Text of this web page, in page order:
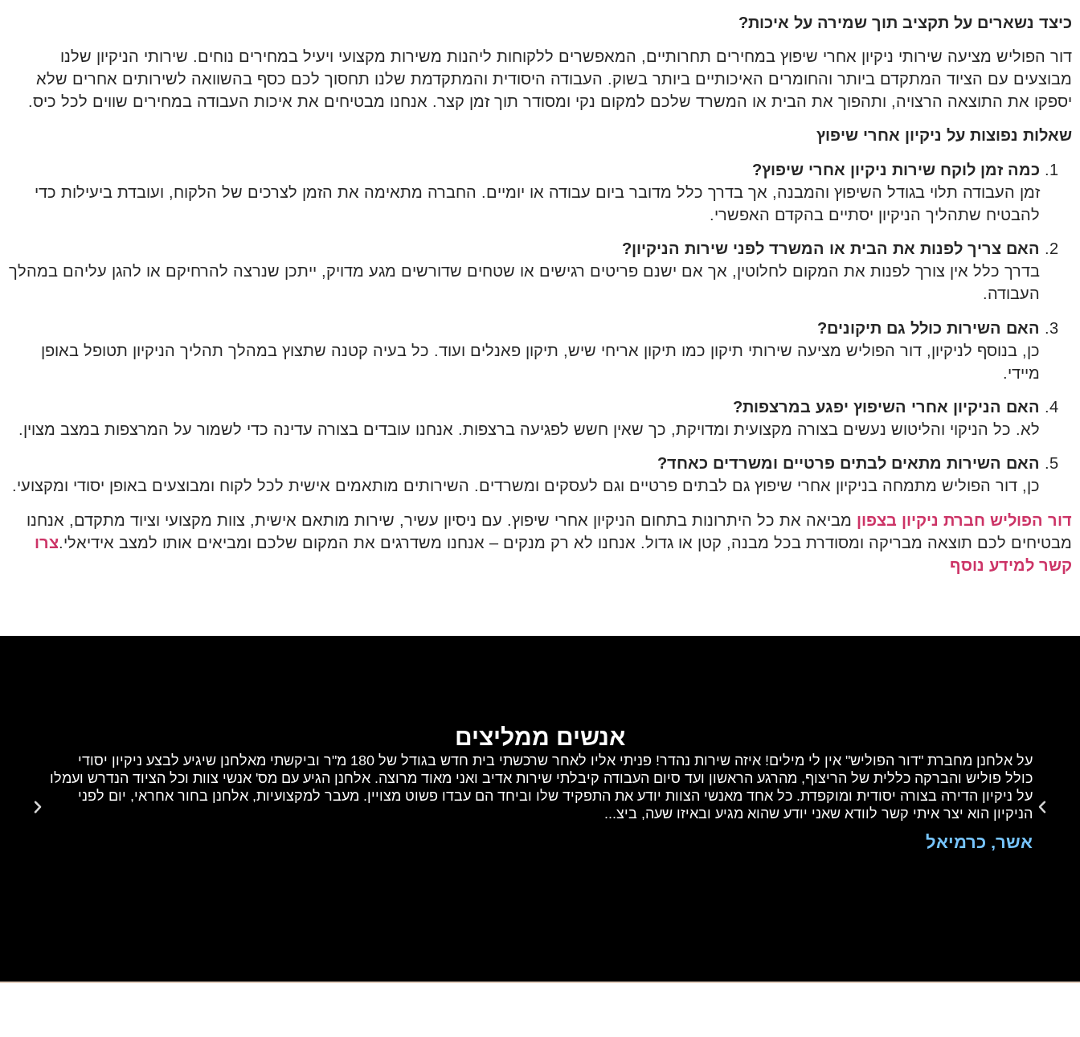
כיצד נשארים על תקציב תוך שמירה על איכות?
דור הפוליש מציעה שירותי ניקיון אחרי שיפוץ במחירים תחרותיים, המאפשרים ללקוחות ליהנות משירות מקצועי ויעיל במחירים נוחים. שירותי הניקיון שלנו
מבוצעים עם הציוד המתקדם ביותר והחומרים האיכותיים ביותר בשוק. העבודה היסודית והמתקדמת שלנו תחסוך לכם כסף בהשוואה לשירותים אחרים שלא
יספקו את התוצאה הרצויה, ותהפוך את הבית או המשרד שלכם למקום נקי ומסודר תוך זמן קצר. אנחנו מבטיחים את איכות העבודה במחירים שווים לכל כיס.
שאלות נפוצות על ניקיון אחרי שיפוץ
כמה זמן לוקח שירות ניקיון אחרי שיפוץ?
זמן העבודה תלוי בגודל השיפוץ והמבנה, אך בדרך כלל מדובר ביום עבודה או יומיים. החברה מתאימה את הזמן לצרכים של הלקוח, ועובדת ביעילות כדי
להבטיח שתהליך הניקיון יסתיים בהקדם האפשרי.
האם צריך לפנות את הבית או המשרד לפני שירות הניקיון?
בדרך כלל אין צורך לפנות את המקום לחלוטין, אך אם ישנם פריטים רגישים או שטחים שדורשים מגע מדויק, ייתכן שנרצה להרחיקם או להגן עליהם במהלך
העבודה.
האם השירות כולל גם תיקונים?
כן, בנוסף לניקיון, דור הפוליש מציעה שירותי תיקון כמו תיקון אריחי שיש, תיקון פאנלים ועוד. כל בעיה קטנה שתצוץ במהלך תהליך הניקיון תטופל באופן
מיידי.
האם הניקיון אחרי השיפוץ יפגע במרצפות?
לא. כל הניקוי והליטוש נעשים בצורה מקצועית ומדויקת, כך שאין חשש לפגיעה ברצפות. אנחנו עובדים בצורה עדינה כדי לשמור על המרצפות במצב מצוין.
האם השירות מתאים לבתים פרטיים ומשרדים כאחד?
כן, דור הפוליש מתמחה בניקיון אחרי שיפוץ גם לבתים פרטיים וגם לעסקים ומשרדים. השירותים מותאמים אישית לכל לקוח ומבוצעים באופן יסודי ומקצועי.
דור הפוליש חברת ניקיון בצפון מביאה את כל היתרונות בתחום הניקיון אחרי שיפוץ. עם ניסיון עשיר, שירות מותאם אישית, צוות מקצועי וציוד מתקדם, אנחנו
מבטיחים לכם תוצאה מבריקה ומסודרת בכל מבנה, קטן או גדול. אנחנו לא רק מנקים – אנחנו משדרגים את המקום שלכם ומביאים אותו למצב אידיאלי.צרו
קשר למידע נוסף
אנשים ממליצים
על אלחנן מחברת "דור הפוליש" אין לי מילים! איזה שירות נהדר! פניתי אליו לאחר שרכשתי בית חדש בגודל של 180 מ"ר וביקשתי מאלחנן שיגיע לבצע ניקיון יסודי
כולל פוליש והברקה כללית של הריצוף, מהרגע הראשון ועד סיום העבודה קיבלתי שירות אדיב ואני מאוד מרוצה. אלחנן הגיע עם מס' אנשי צוות וכל הציוד הנדרש ועמלו
על ניקיון הדירה בצורה יסודית ומוקפדת. כל אחד מאנשי הצוות יודע את התפקיד שלו וביחד הם עבדו פשוט מצויין. מעבר למקצועיות, אלחנן בחור אחראי, יום לפני
הניקיון הוא יצר איתי קשר לוודא שאני יודע שהוא מגיע ובאיזו שעה, ביצ...
אשר, כרמיאל
ולא